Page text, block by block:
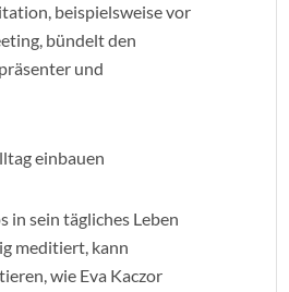
beispielsweise vor
bündelt den
und
einbauen
sein tägliches Leben
meditiert, kann
wie Eva Kaczor